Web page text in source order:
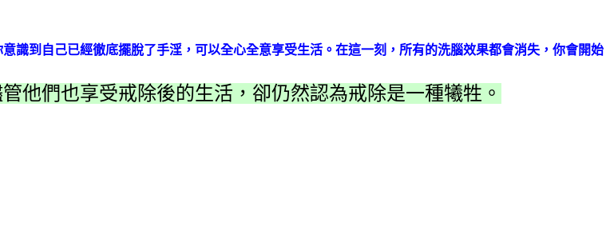
識到自己已經徹底擺脫了手淫，可以全心全意享受生活。在這一刻，所有的洗腦效果都會消失，你會開始
他們也享受戒除後的生活，卻仍然認為戒除是一種犧牲。